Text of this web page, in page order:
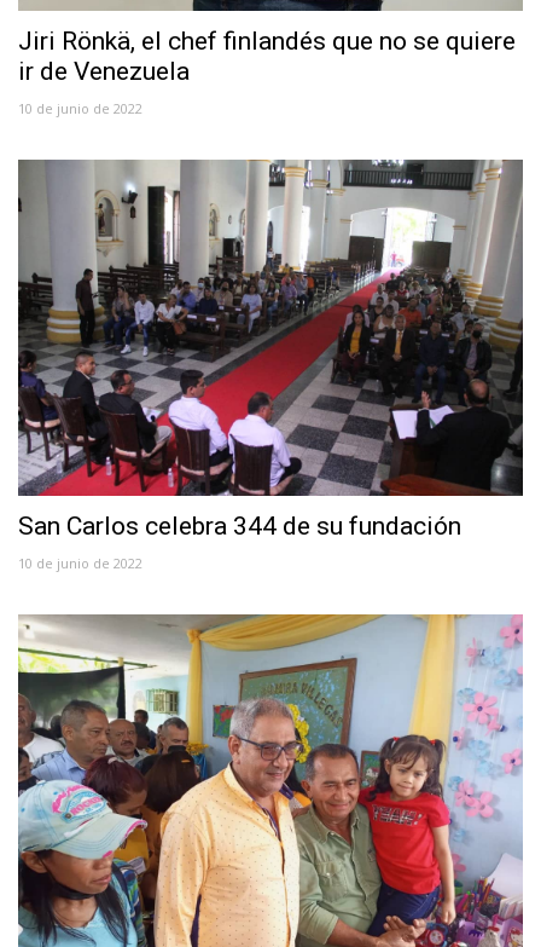
Jiri Rönkä, el chef finlandés que no se quiere
ir de Venezuela
10 de junio de 2022
San Carlos celebra 344 de su fundación
10 de junio de 2022